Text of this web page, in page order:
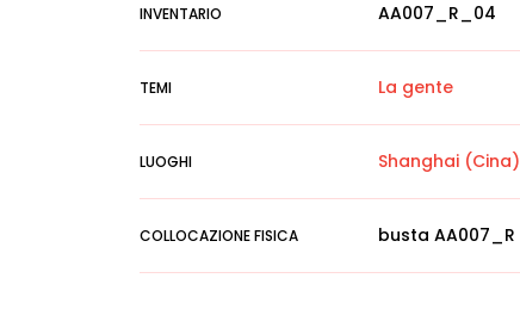
INVENTARIO AA007_R_04
TEMI La gente
LUOGHI Shanghai (Cina)
COLLOCAZIONE FISICA busta AA007_R